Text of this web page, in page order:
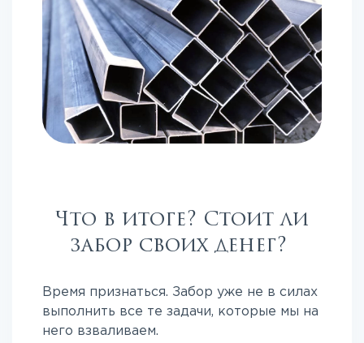
Что в итоге? Стоит ли
забор своих денег?
Время признаться. Забор уже не в силах
выполнить все те задачи, которые мы на
него взваливаем.